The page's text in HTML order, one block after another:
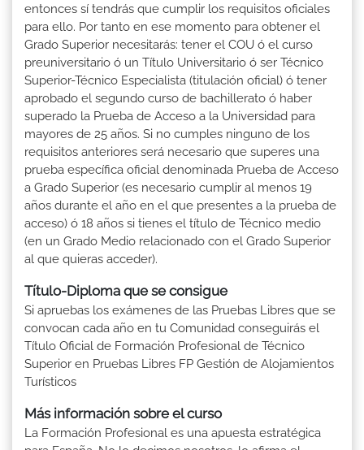
entonces sí tendrás que cumplir los requisitos oficiales
para ello. Por tanto en ese momento para obtener el
Grado Superior necesitarás: tener el COU ó el curso
preuniversitario ó un Título Universitario ó ser Técnico
Superior-Técnico Especialista (titulación oficial) ó tener
aprobado el segundo curso de bachillerato ó haber
superado la Prueba de Acceso a la Universidad para
mayores de 25 años. Si no cumples ninguno de los
requisitos anteriores será necesario que superes una
prueba específica oficial denominada Prueba de Acceso
a Grado Superior (es necesario cumplir al menos 19
años durante el año en el que presentes a la prueba de
acceso) ó 18 años si tienes el título de Técnico medio
(en un Grado Medio relacionado con el Grado Superior
al que quieras acceder).
Título-Diploma que se consigue
Si apruebas los exámenes de las Pruebas Libres que se
convocan cada año en tu Comunidad conseguirás el
Título Oficial de Formación Profesional de Técnico
Superior en Pruebas Libres FP Gestión de Alojamientos
Turísticos
Más información sobre el curso
La Formación Profesional es una apuesta estratégica